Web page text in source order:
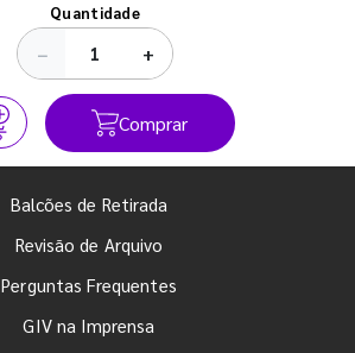
Quantidade
− +
Comprar
Balcões de Retirada
Revisão de Arquivo
Perguntas Frequentes
GIV na Imprensa